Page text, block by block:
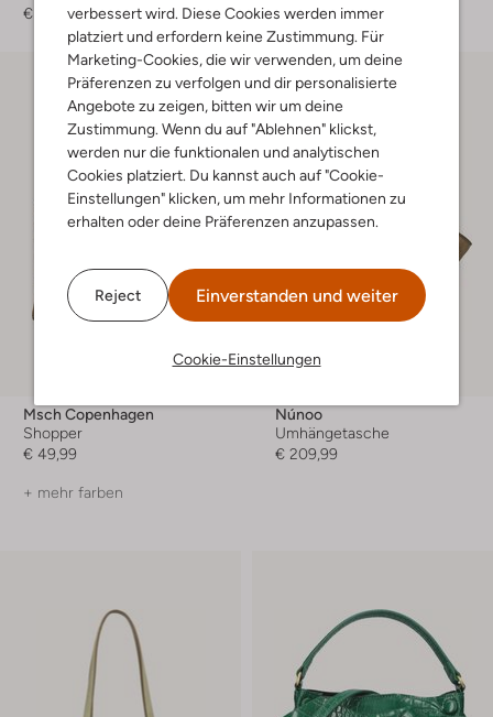
verbessert wird. Diese Cookies werden immer
platziert und erfordern keine Zustimmung. Für
Marketing-Cookies, die wir verwenden, um deine
Präferenzen zu verfolgen und dir personalisierte
Angebote zu zeigen, bitten wir um deine
Zustimmung. Wenn du auf "Ablehnen" klickst,
werden nur die funktionalen und analytischen
Cookies platziert. Du kannst auch auf "Cookie-
Einstellungen" klicken, um mehr Informationen zu
erhalten oder deine Präferenzen anzupassen.
Reject Einverstanden und weiter
Cookie-Einstellungen
€ 179,99
€ 169,99
Msch Copenhagen
Shopper
€ 49,99
+ mehr farben
Núnoo
Umhängetasche
€ 209,99